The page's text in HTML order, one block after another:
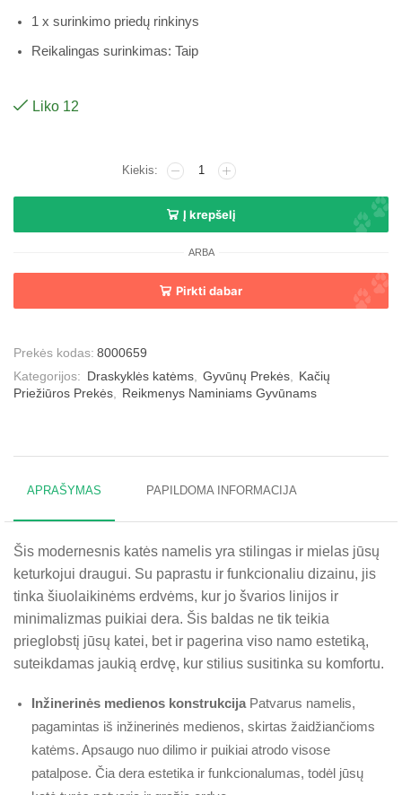
1 x surinkimo priedų rinkinys
Reikalingas surinkimas: Taip
Liko 12
Į krepšelį
ARBA
Pirkti dabar
Prekės kodas: 8000659
Kategorijos:
Draskyklės katėms, Gyvūnų Prekės, Kačių
Priežiūros Prekės, Reikmenys Naminiams Gyvūnams
APRAŠYMAS PAPILDOMA INFORMACIJA
Šis modernesnis katės namelis yra stilingas ir mielas jūsų
keturkojui draugui. Su paprastu ir funkcionaliu dizainu, jis
tinka šiuolaikinėms erdvėms, kur jo švarios linijos ir
minimalizmas puikiai dera. Šis baldas ne tik teikia
prieglobstį jūsų katei, bet ir pagerina viso namo estetiką,
suteikdamas jaukią erdvę, kur stilius susitinka su komfortu.
Inžinerinės medienos konstrukcija Patvarus namelis,
pagamintas iš inžinerinės medienos, skirtas žaidžiančioms
katėms. Apsaugo nuo dilimo ir puikiai atrodo visose
patalpose. Čia dera estetika ir funkcionalumas, todėl jūsų